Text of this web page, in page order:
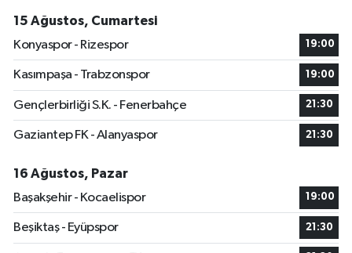
15 Ağustos, Cumartesi
Konyaspor - Rizespor
19:00
Kasımpaşa - Trabzonspor 19:00
Gençlerbirliği S.K. - Fenerbahçe 21:30
Gaziantep FK - Alanyaspor 21:30
16 Ağustos, Pazar
Başakşehir - Kocaelispor
19:00
Beşiktaş - Eyüpspor 21:30